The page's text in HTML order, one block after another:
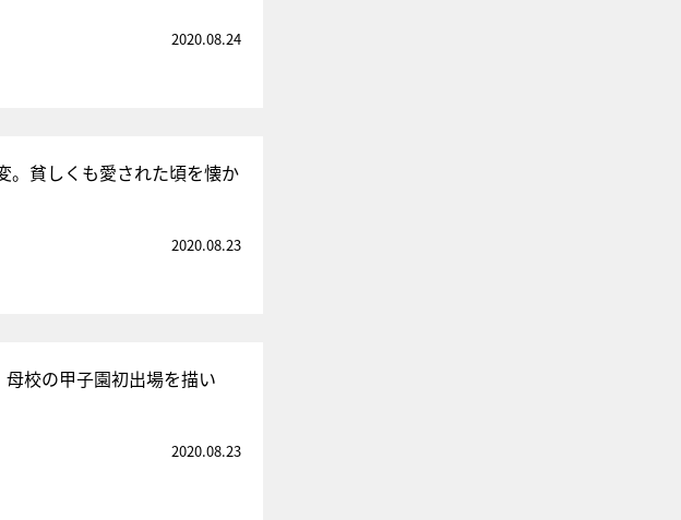
2020.08.24
。貧しくも愛された頃を懐か
2020.08.23
母校の甲子園初出場を描い
2020.08.23